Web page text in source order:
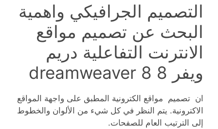
التصميم الجرافيكي واهمية
البحث عن تصميم مواقع
الانترنت التفاعلية دريم
ويفر 8 dreamweaver 8
ان تصميم مواقع الكترونية المطبق على واجهة المواقع
الاكترونية. يتم النظر في كل شيء من الألوان والخطوط
إلى الترتيب العام للصفحات.